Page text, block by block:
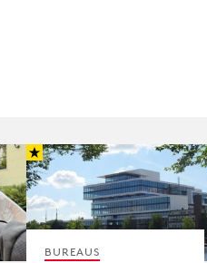
BUREAUS